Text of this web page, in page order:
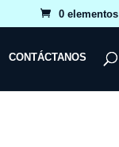
0 elementos
CONTÁCTANOS